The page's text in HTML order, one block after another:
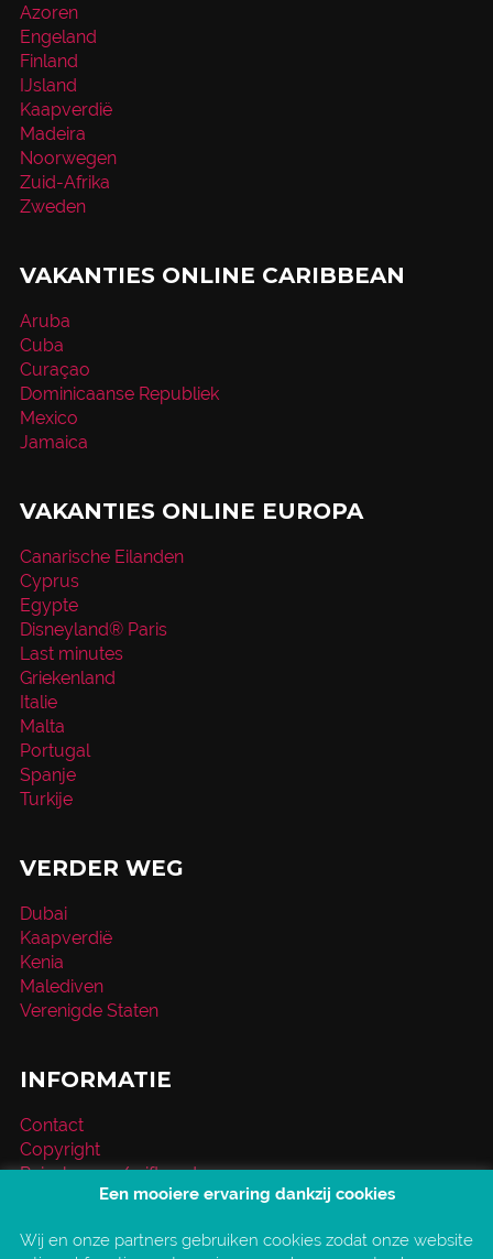
Azoren
Engeland
Finland
IJsland
Kaapverdië
Madeira
Noorwegen
Zuid-Afrika
Zweden
VAKANTIES ONLINE CARIBBEAN
Aruba
Cuba
Curaçao
Dominicaanse Republiek
Mexico
Jamaica
VAKANTIES ONLINE EUROPA
Canarische Eilanden
Cyprus
Egypte
Disneyland® Paris
Last minutes
Griekenland
Italie
Malta
Portugal
Spanje
Turkije
VERDER WEG
Dubai
Kaapverdië
Kenia
Malediven
Verenigde Staten
INFORMATIE
Contact
Copyright
Reischeque / giftcard
Over VakantieXperts
Service en vragen
Een mooiere ervaring dankzij cookies
Wij en onze partners gebruiken cookies zodat onze website